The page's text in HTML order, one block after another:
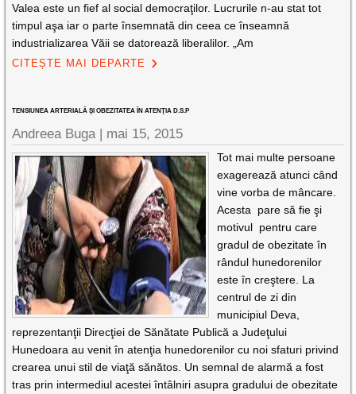
Valea este un fief al social democraţilor. Lucrurile n-au stat tot
timpul aşa iar o parte însemnată din ceea ce înseamnă
industrializarea Văii se datorează liberalilor. „Am
CITEȘTE MAI DEPARTE
TENSIUNEA ARTERIALĂ ŞI OBEZITATEA ÎN ATENŢIA D.S.P
Andreea Buga | mai 15, 2015
Tot mai multe persoane
exagerează atunci când
vine vorba de mâncare.
Acesta pare să fie şi
motivul pentru care
gradul de obezitate în
rândul hunedorenilor
este în creştere. La
centrul de zi din
municipiul Deva,
reprezentanţii Direcţiei de Sănătate Publică a Judeţului
Hunedoara au venit în atenţia hunedorenilor cu noi sfaturi privind
crearea unui stil de viaţă sănătos. Un semnal de alarmă a fost
tras prin intermediul acestei întâlniri asupra gradului de obezitate